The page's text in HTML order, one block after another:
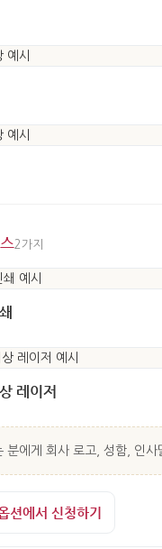
2가지
레이저
분에게 회사 로고, 성함, 인사
션에서 신청하기